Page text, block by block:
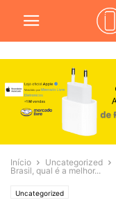
Início Uncategorized
Brasil, qual é a melhor...
Uncategorized